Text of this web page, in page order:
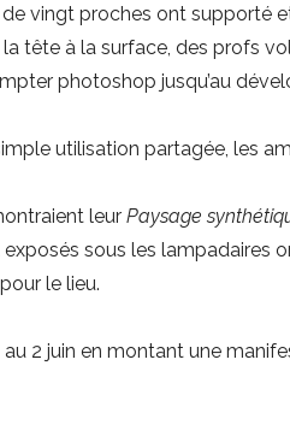
de vingt proches ont supporté
tête à la surface, des profs
photoshop jusqu’au
utilisation partagée, les
leurPaysage
sous les lampadaires
le lieu.
2 juin en montant une